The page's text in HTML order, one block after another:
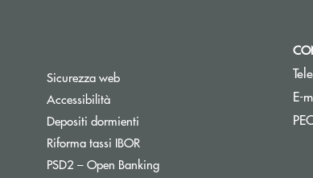
Sicurezza web
Accessibilità
Depositi dormienti
Riforma tassi IBOR
PSD2 – Open BankingApre una nuova finestra
E-